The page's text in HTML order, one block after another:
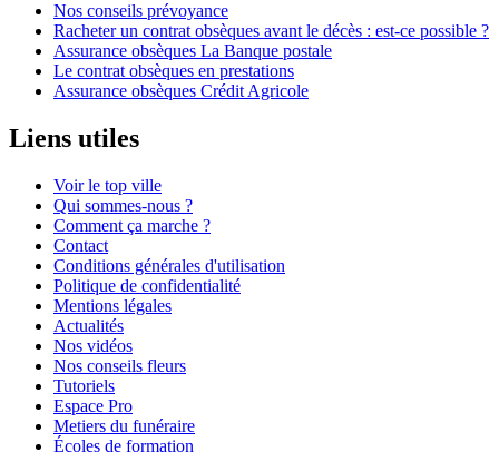
Nos conseils prévoyance
Racheter un contrat obsèques avant le décès : est-ce possible ?
Assurance obsèques La Banque postale
Le contrat obsèques en prestations
Assurance obsèques Crédit Agricole
Liens utiles
Voir le top ville
Qui sommes-nous ?
Comment ça marche ?
Contact
Conditions générales d'utilisation
Politique de confidentialité
Mentions légales
Actualités
Nos vidéos
Nos conseils fleurs
Tutoriels
Espace Pro
Metiers du funéraire
Écoles de formation